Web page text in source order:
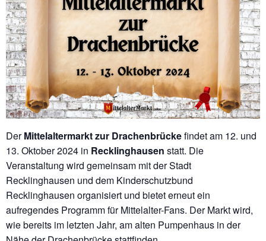
DerMittelaltermarkt zur Drachenbrückefindet am 12. und
13. Oktober 2024 in Recklinghausen statt. Die
Veranstaltung wird gemeinsam mit der Stadt
Recklinghausen und dem Kinderschutzbund
Recklinghausen organisiert und bietet erneut ein
aufregendes Programm für Mittelalter-Fans. Der Markt wird,
wie bereits im letzten Jahr, am alten Pumpenhaus in der